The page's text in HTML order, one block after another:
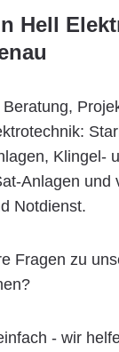
Hell
Klingel-
Anlagen und
Notdienst.
Fragen zu
- wir